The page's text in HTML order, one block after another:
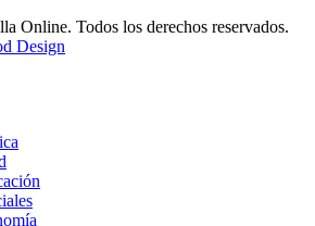
Online. Todos los derechos reservados.
Design